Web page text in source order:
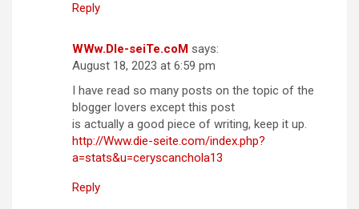
Reply
WWw.DIe-seiTe.coM says:
August 18, 2023 at 6:59 pm
I have read so many posts on the topic of the
blogger lovers except this post
is actually a good piece of writing, keep it up.
http://Www.die-seite.com/index.php?
a=stats&u=ceryscanchola13
Reply